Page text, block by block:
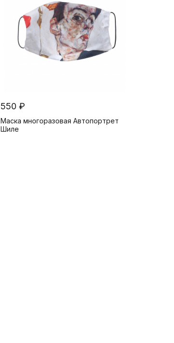
550 ₽
Маска многоразовая Автопортрет
Шиле